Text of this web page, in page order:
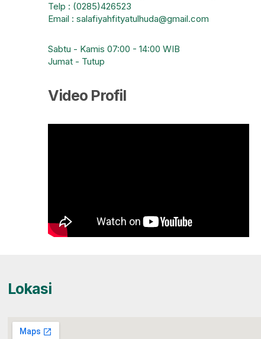
Telp : (0285)426523
Email : salafiyahfityatulhuda@gmail.com
Sabtu - Kamis 07:00 - 14:00 WIB
Jumat - Tutup
Video Profil
Lokasi